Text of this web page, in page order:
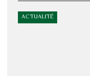
ACTUALITÉ